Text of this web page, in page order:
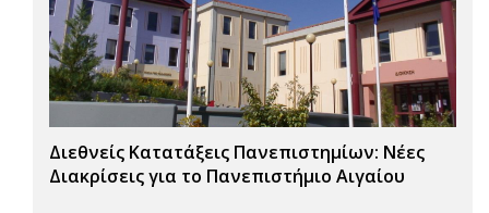
Διεθνείς Κατατάξεις Πανεπιστημίων: Νέες
Διακρίσεις για το Πανεπιστήμιο Αιγαίου